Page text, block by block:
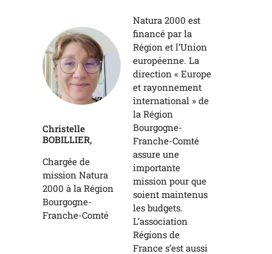
Christelle
BOBILLIER,
Chargée de
mission Natura
2000 à la Région
Bourgogne-
Franche-Comté
Natura 2000 est
financé par la
Région et l’Union
européenne. La
direction « Europe
et rayonnement
international » de
la Région
Bourgogne-
Franche-Comté
assure une
importante
mission pour que
soient maintenus
les budgets.
L’association
Régions de
France s’est aussi